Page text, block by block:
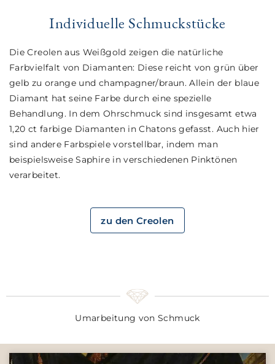
Individuelle Schmuckstücke
Die Creolen aus Weißgold zeigen die natürliche
Farbvielfalt von Diamanten: Diese reicht von grün über
gelb zu orange und champagner/braun. Allein der blaue
Diamant hat seine Farbe durch eine spezielle
Behandlung. In dem Ohrschmuck sind insgesamt etwa
1,20 ct farbige Diamanten in Chatons gefasst. Auch hier
sind andere Farbspiele vorstellbar, indem man
beispielsweise Saphire in verschiedenen Pinktönen
verarbeitet.
zu den Creolen
Umarbeitung von Schmuck